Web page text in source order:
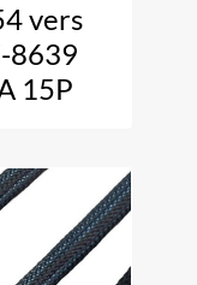
vers
8639
15P